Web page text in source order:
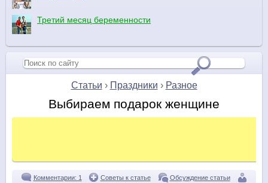
Третий месяц беременности
Статьи › Праздники › Разное
Выбираем подарок женщине
Комментарии: 1 Советы к статье
Обсуждение статьи